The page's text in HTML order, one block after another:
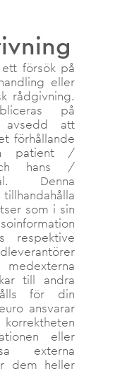
ett försök på
eller
rådgivning.
på
avsedd att
förhållande
patient /
hans /
Denna
som i sin
respektive
till andra
för din
ansvarar
eller
externa
dem heller